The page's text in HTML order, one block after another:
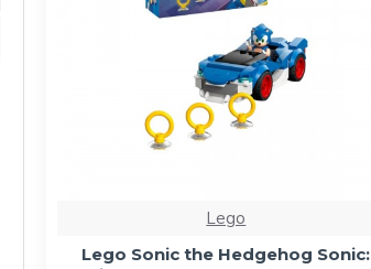
Lego
Lego Sonic the Hedgehog Sonic: